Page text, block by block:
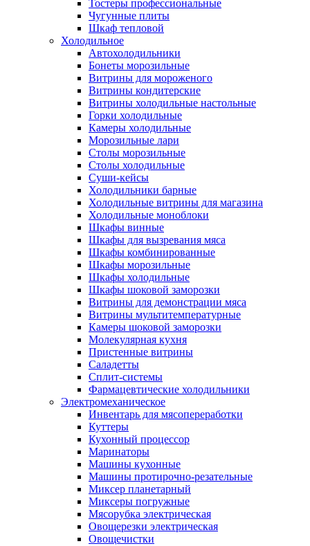
Тостеры профессиональные
Чугунные плиты
Шкаф тепловой
Холодильное
Автохолодильники
Бонеты морозильные
Витрины для мороженого
Витрины кондитерские
Витрины холодильные настольные
Горки холодильные
Камеры холодильные
Морозильные лари
Столы морозильные
Столы холодильные
Суши-кейсы
Холодильники барные
Холодильные витрины для магазина
Холодильные моноблоки
Шкафы винные
Шкафы для вызревания мяса
Шкафы комбинированные
Шкафы морозильные
Шкафы холодильные
Шкафы шоковой заморозки
Витрины для демонстрации мяса
Витрины мультитемпературные
Камеры шоковой заморозки
Молекулярная кухня
Пристенные витрины
Саладетты
Сплит-системы
Фармацевтические холодильники
Электромеханическое
Инвентарь для мясопереработки
Куттеры
Кухонный процессор
Маринаторы
Машины кухонные
Машины протирочно-резательные
Миксер планетарный
Миксеры погружные
Мясорубка электрическая
Овощерезки электрическая
Овощечистки